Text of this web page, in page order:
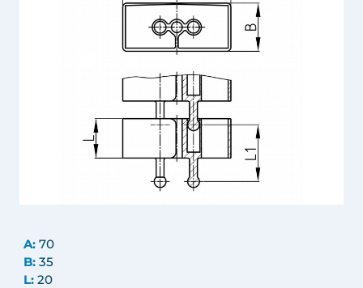
A: 70
B: 35
L: 20